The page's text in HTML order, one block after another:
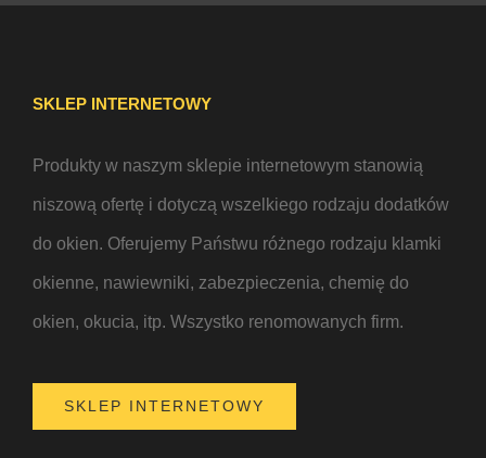
SKLEP INTERNETOWY
Produkty w naszym sklepie internetowym stanowią
niszową ofertę i dotyczą wszelkiego rodzaju dodatków
do okien. Oferujemy Państwu różnego rodzaju klamki
okienne, nawiewniki, zabezpieczenia, chemię do
okien, okucia, itp. Wszystko renomowanych firm.
SKLEP INTERNETOWY